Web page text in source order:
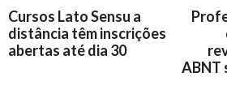
Cursos Lato Sensu a
distância têm inscrições
abertas até dia 30
ABNT